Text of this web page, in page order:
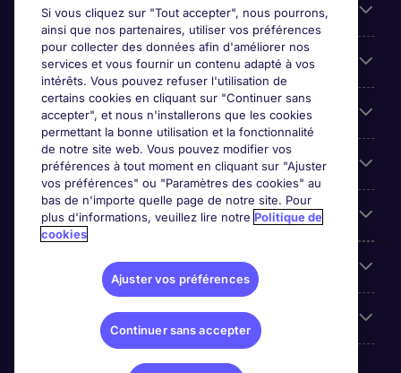
Candidats
Entreprises
Contact
Les avis Google
Nos offres d'emploi
Sites du Groupe
Si vous cliquez sur "Tout accepter", nous pourrons,
ainsi que nos partenaires, utiliser vos préférences
pour collecter des données afin d'améliorer nos
services et vous fournir un contenu adapté à vos
intérêts. Vous pouvez refuser l'utilisation de
certains cookies en cliquant sur "Continuer sans
accepter", et nous n'installerons que les cookies
permettant la bonne utilisation et la fonctionnalité
de notre site web. Vous pouvez modifier vos
préférences à tout moment en cliquant sur "Ajuster
vos préférences" ou "Paramètres des cookies" au
bas de n'importe quelle page de notre site. Pour
plus d'informations, veuillez lire notre Politique de
cookies
Ajuster vos préférences
Continuer sans accepter